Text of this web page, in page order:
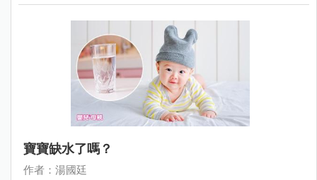
寶寶缺水了嗎？
作者：湯國廷